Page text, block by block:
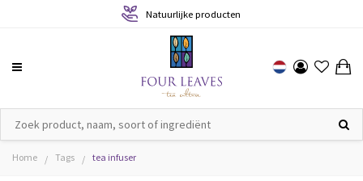
Natuurlijke producten
Home / Tags / tea infuser